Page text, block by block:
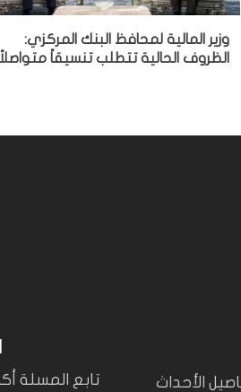
وزير المالية لمحافظ البنك المركزي:
الظروف الحالية تتطلب تنسيقاً متواصلاً
تابع المسلة الأحداث